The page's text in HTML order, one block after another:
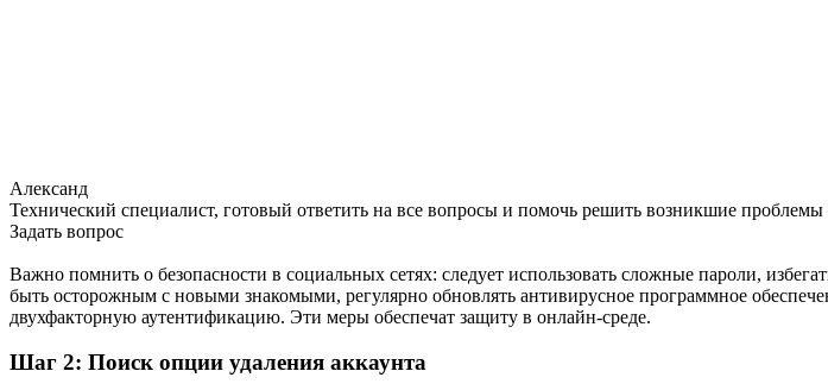
Александ
Технический специалист, готовый ответить на все вопросы и помочь решить возникшие
Задать вопрос
Важно помнить о безопасности в социальных сетях: следует использовать сложные пароли,
быть осторожным с новыми знакомыми, регулярно обновлять антивирусное программное
двухфакторную аутентификацию. Эти меры обеспечат защиту в онлайн-среде.
Шаг 2: Поиск опции удаления аккаунта